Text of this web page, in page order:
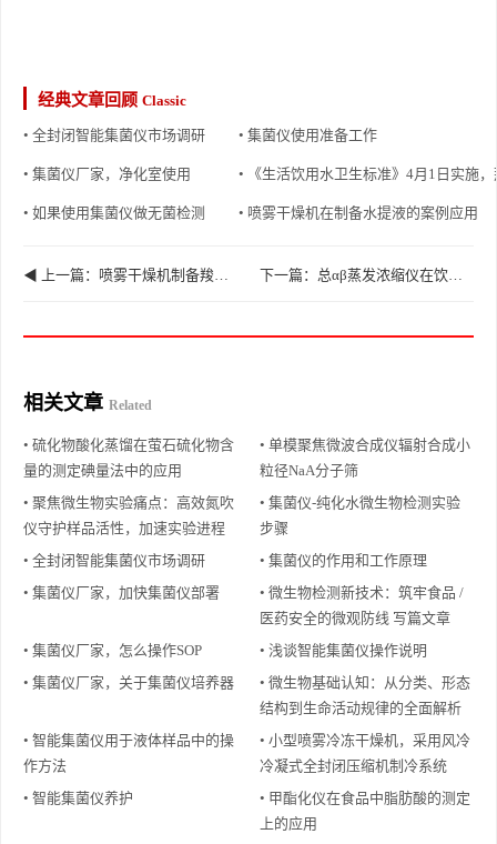
经典文章回顾 Classic
• 全封闭智能集菌仪市场调研 • 集菌仪使用准备工作
• 集菌仪厂家，净化室使用 • 《生活饮用水卫生标准》4月1日实施
• 如果使用集菌仪做无菌检测 • 喷雾干燥机在制备水提液的案例应用
相关文章 Related
• 硫化物酸化蒸馏在萤石硫化物含
量的测定碘量法中的应用
• 单模聚焦微波合成仪辐射合成小
粒径NaA分子筛
• 聚焦微生物实验痛点：高效氮吹
仪守护样品活性，加速实验进程
• 集菌仪-纯化水微生物检测实验
步骤
• 全封闭智能集菌仪市场调研
• 集菌仪的作用和工作原理
• 集菌仪厂家，加快集菌仪部署
• 微生物检测新技术：筑牢食品 /
医药安全的微观防线 写篇文章
• 集菌仪厂家，怎么操作SOP
• 浅谈智能集菌仪操作说明
• 集菌仪厂家，关于集菌仪培养器
• 微生物基础认知：从分类、形态
结构到生命活动规律的全面解析
• 智能集菌仪用于液体样品中的操
作方法
• 小型喷雾冷冻干燥机，采用风冷
冷凝式全封闭压缩机制冷系统
• 智能集菌仪养护
• 甲酯化仪在食品中脂肪酸的测定
上的应用